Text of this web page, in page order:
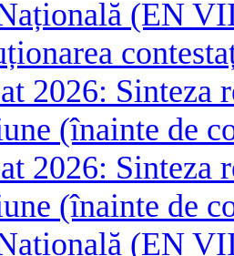
(EN
2026:
(înainte de
2026:
(înainte de
(EN